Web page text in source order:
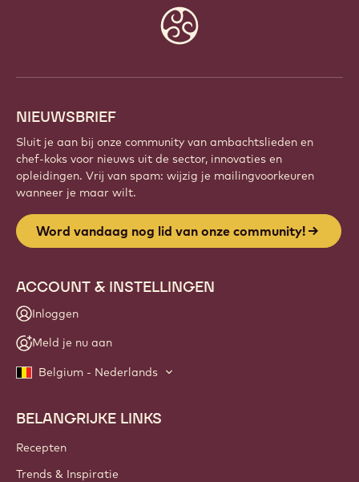
NIEUWSBRIEF
Sluit je aan bij onze community van ambachtslieden en
chef-koks voor nieuws uit de sector, innovaties en
opleidingen. Vrij van spam: wijzig je mailingvoorkeuren
wanneer je maar wilt.
Word vandaag nog lid van onze community!
ACCOUNT & INSTELLINGEN
Inloggen
Meld je nu aan
Belgium - Nederlands
Footer
Callebaut
BELANGRIJKE LINKS
Recepten
Trends & Inspiratie